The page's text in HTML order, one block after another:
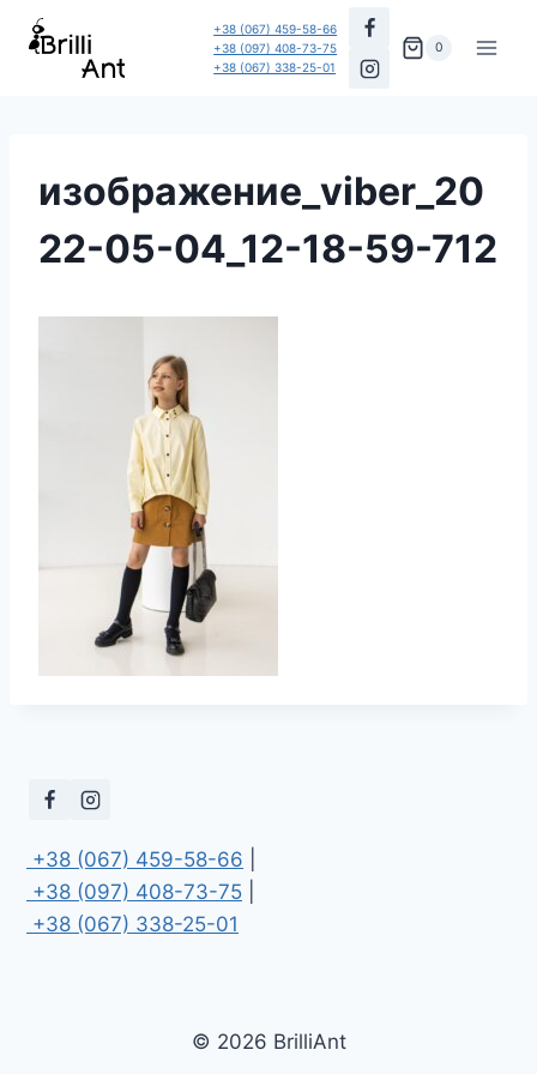
Перейти
+38 (067) 459-58-66
+38 (097) 408-73-75
+38 (067) 338-25-01
0
изображение_viber_20
22-05-04_12-18-59-712
+38 (067) 459-58-66
+38 (097) 408-73-75
+38 (067) 338-25-01
© 2026 BrilliAnt